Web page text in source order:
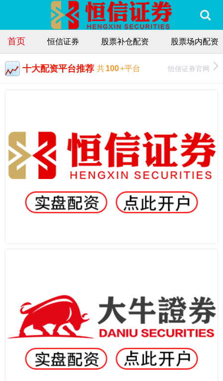
首页 恒信证券 股票补仓配资 股票场内配资
十大配资平台推荐 共100+平台 恒信证券官网